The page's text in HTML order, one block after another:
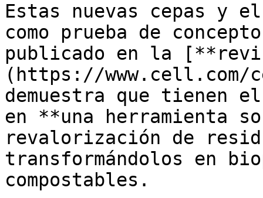
Estas nuevas cepas y
como prueba de
publicado en la
(https://www.cell.com/
demuestra que tienen
en **una herramienta
revalorización de
transformándolos en
compostables.